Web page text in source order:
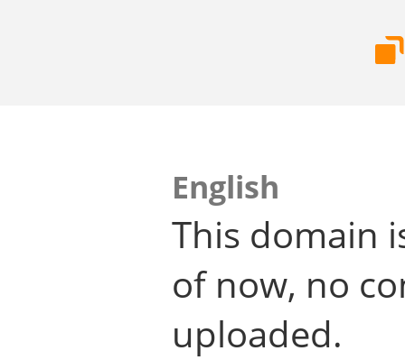
English
This domain
of now, no
uploaded.